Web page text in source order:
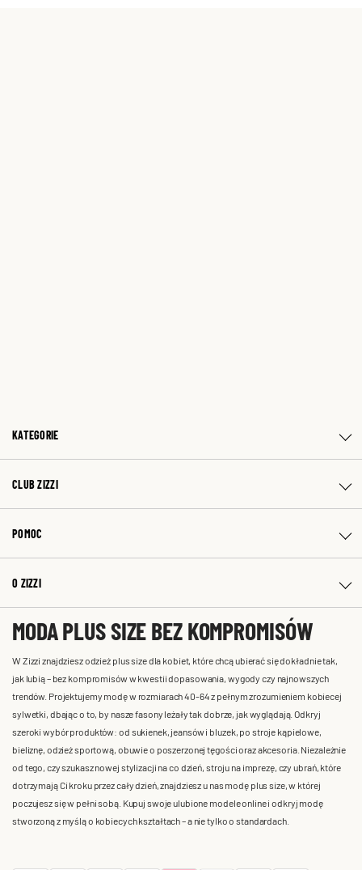
KATEGORIE
CLUB ZIZZI
POMOC
O ZIZZI
MODA PLUS SIZE BEZ KOMPROMISÓW
W Zizzi znajdziesz odzież plus size dla kobiet, które chcą ubierać się dokładnie tak,
jak lubią – bez kompromisów w kwestii dopasowania, wygody czy najnowszych
trendów. Projektujemy modę w rozmiarach 40-64 z pełnym zrozumieniem kobiecej
sylwetki, dbając o to, by nasze fasony leżały tak dobrze, jak wyglądają. Odkryj
szeroki wybór produktów: od sukienek, jeansów i bluzek, po stroje kąpielowe,
bieliznę, odzież sportową, obuwie o poszerzonej tęgości oraz akcesoria. Niezależnie
od tego, czy szukasz nowej stylizacji na co dzień, stroju na imprezę, czy ubrań, które
dotrzymają Ci kroku przez cały dzień, znajdziesz u nas modę plus size, w której
poczujesz się w pełni sobą. Kupuj swoje ulubione modele online i odkryj modę
stworzoną z myślą o kobiecych kształtach – a nie tylko o standardach.